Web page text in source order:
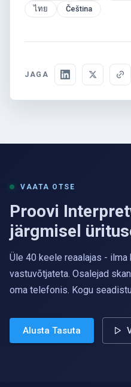
ไทย
Čeština
JAGA
VAATA OTSE
Proovi
järgmisel
Üle 40 keele reaalajas -
vastuvõtjateta. Osalejad
oma telefonis. Kogu
Alusta Tasuta